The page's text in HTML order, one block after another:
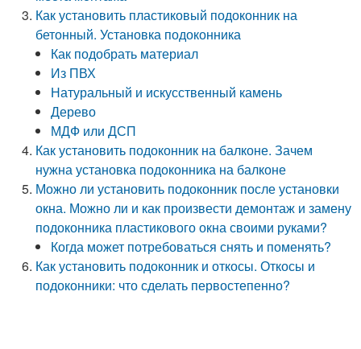
Как установить пластиковый подоконник на
бетонный. Установка подоконника
Как подобрать материал
Из ПВХ
Натуральный и искусственный камень
Дерево
МДФ или ДСП
Как установить подоконник на балконе. Зачем
нужна установка подоконника на балконе
Можно ли установить подоконник после установки
окна. Можно ли и как произвести демонтаж и замену
подоконника пластикового окна своими руками?
Когда может потребоваться снять и поменять?
Как установить подоконник и откосы. Откосы и
подоконники: что сделать первостепенно?